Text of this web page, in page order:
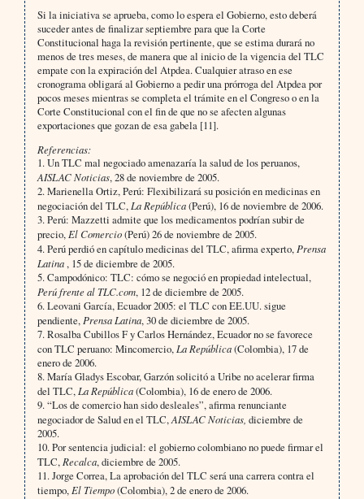
Si la iniciativa se aprueba, como lo espera el Gobierno, esto deberá
suceder antes de finalizar septiembre para que la Corte
Constitucional haga la revisión pertinente, que se estima durará no
menos de tres meses, de manera que al inicio de la vigencia del TLC
empate con la expiración del Atpdea. Cualquier atraso en ese
cronograma obligará al Gobierno a pedir una prórroga del Atpdea por
pocos meses mientras se completa el trámite en el Congreso o en la
Corte Constitucional con el fin de que no se afecten algunas
exportaciones que gozan de esa gabela [11].
Referencias:
1. Un TLC mal negociado amenazaría la salud de los peruanos,
AISLAC Noticias, 28 de noviembre de 2005.
2. Marienella Ortiz, Perú: Flexibilizará su posición en medicinas en
negociación del TLC, La República(Perú), 16 de noviembre de 2006.
3. Perú: Mazzetti admite que los medicamentos podrían subir de
precio, El Comercio(Perú) 26 de noviembre de 2005.
4. Perú perdió en capítulo medicinas del TLC, afirma experto, Prensa
Latina, 15 de diciembre de 2005.
5. Campodónico: TLC: cómo se negoció en propiedad intelectual,
Perú frente al TLC.com, 12 de diciembre de 2005.
6. Leovani García, Ecuador 2005: el TLC con EE.UU. sigue
pendiente, Prensa Latina, 30 de diciembre de 2005.
7. Rosalba Cubillos F y Carlos Hernández, Ecuador no se favorece
con TLC peruano: Mincomercio, La República(Colombia), 17 de
enero de 2006.
8. María Gladys Escobar, Garzón solicitó a Uribe no acelerar firma
del TLC, La República(Colombia), 16 de enero de 2006.
9. “Los de comercio han sido desleales”, afirma renunciante
negociador de Salud en el TLC,AISLAC Noticias, diciembre de
2005.
10. Por sentencia judicial: el gobierno colombiano no puede firmar el
TLC, Recalca, diciembre de 2005.
11. Jorge Correa, La aprobación del TLC será una carrera contra el
tiempo, El Tiempo(Colombia), 2 de enero de 2006.